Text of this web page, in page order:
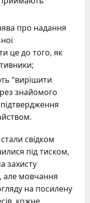
про надання
це до того, як
“вирішити
знайомого
свідком
під тиском,
захисту
але мовчання
на посилену